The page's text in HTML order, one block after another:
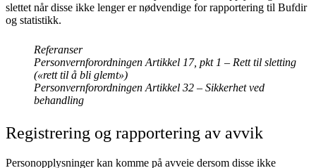
slettet når disse ikke lenger er nødvendige for rapportering til Bufdir
og statistikk.
Referanser
Personvernforordningen Artikkel 17, pkt 1 – Rett til sletting
(«rett til å bli glemt»)
Personvernforordningen Artikkel 32 – Sikkerhet ved
behandling
Registrering og rapportering av avvik
Personopplysninger kan komme på avveie dersom disse ikke